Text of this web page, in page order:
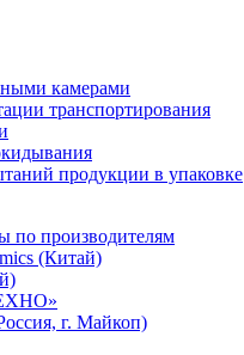
камерами
транспортирования
продукции в упаковке
по производителям
(Китай)
г. Майкоп)